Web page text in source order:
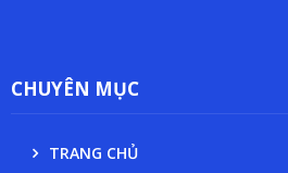
CHUYÊN MỤC
TRANG CHỦ